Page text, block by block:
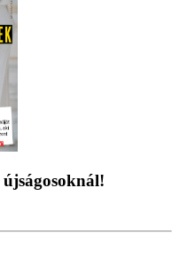
újságosoknál!